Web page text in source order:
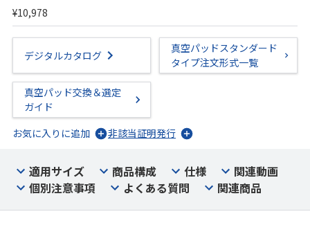
¥10,978
デジタルカタログ
真空パッドスタンダード
タイプ注文形式一覧
真空パッド交換＆選定
ガイド
お気に入りに追加
非該当証明発行
適用サイズ 商品構成 仕様
関連動画
個別注意事項
よくある質問 関連商品